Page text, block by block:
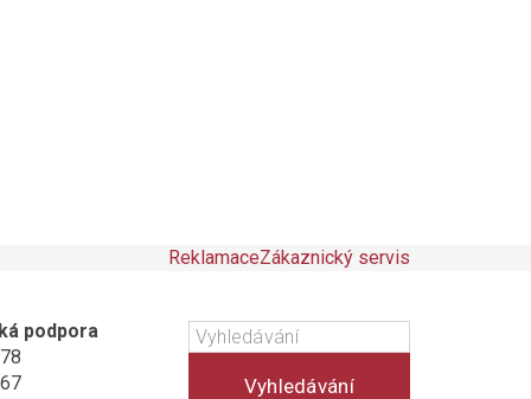
ReklamaceZákaznický servis
podpora
Vyhledávání